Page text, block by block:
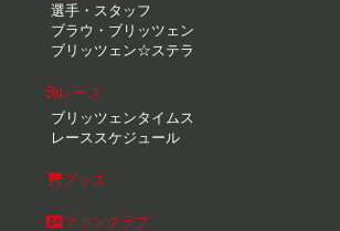
選手・スタッフ
ブラウ・ブリッツェン
ブリッツェン☆ステラ
レース
ブリッツェンタイムス
レーススケジュール
グッズ
ファンクラブ